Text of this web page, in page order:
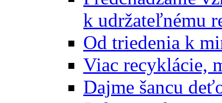
k udržateľnému
Od triedenia k
Viac recyklácie,
Dajme šancu